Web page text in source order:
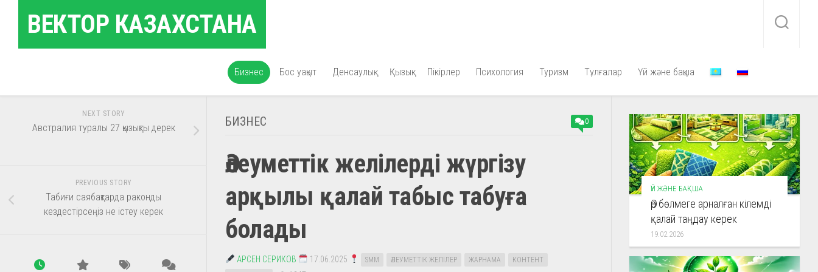
contentВЕКТОР КАЗАХСТАНА
Бизнес Бос уақыт Денсаулық Қызық Пікірлер Психология Туризм Тұлғалар Үй және бақша
БИЗНЕС 0
Әлеуметтік желілерді жүргізу
арқылы қалай табыс табуға
болады
АРСЕН СЕРИКОВ 17.06.2025 SMM ӘЛЕУМЕТТІК ЖЕЛІЛЕР ЖАРНАМА
КОНТЕНТ
NEXT STORY
Австралия туралы 27 қызықты дерек
PREVIOUS STORY
Табиғи саябақтарда раконды
кездестірсеңіз не істеу керек
ҮЙ ЖӘНЕ БАҚША
Әр бөлмеге арналған кілемді
қалай таңдау керек
19.02.2026